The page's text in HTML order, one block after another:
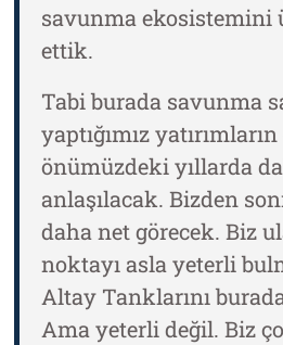
savunma ekosistemini
ettik.
Tabi burada savunma
yaptığımız
önümüzdeki yıllarda
anlaşılacak. Bizden
daha net görecek. Biz
noktayı asla yeterli
Altay Tanklarını
Ama yeterli değil. Biz